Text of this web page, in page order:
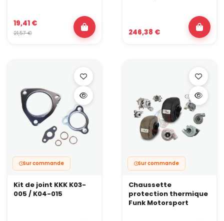
19,41 €
21,57 € 246,38 €
Sur commande
Kit de joint KKK K03-
005 / K04-015
Sur commande
Chaussette
protection thermique
Funk Motorsport